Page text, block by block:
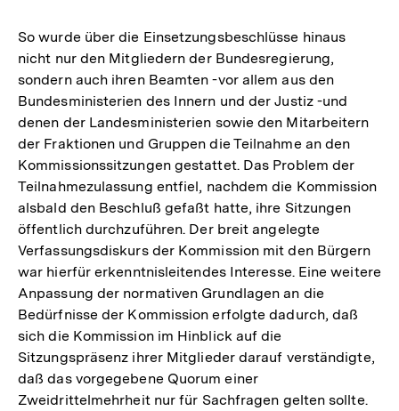
So wurde über die Einsetzungsbeschlüsse hinaus
nicht nur den Mitgliedern der Bundesregierung,
sondern auch ihren Beamten -vor allem aus den
Bundesministerien des Innern und der Justiz -und
denen der Landesministerien sowie den Mitarbeitern
der Fraktionen und Gruppen die Teilnahme an den
Kommissionssitzungen gestattet. Das Problem der
Teilnahmezulassung entfiel, nachdem die Kommission
alsbald den Beschluß gefaßt hatte, ihre Sitzungen
öffentlich durchzuführen. Der breit angelegte
Verfassungsdiskurs der Kommission mit den Bürgern
war hierfür erkenntnisleitendes Interesse. Eine weitere
Anpassung der normativen Grundlagen an die
Bedürfnisse der Kommission erfolgte dadurch, daß
sich die Kommission im Hinblick auf die
Sitzungspräsenz ihrer Mitglieder darauf verständigte,
daß das vorgegebene Quorum einer
Zweidrittelmehrheit nur für Sachfragen gelten sollte.